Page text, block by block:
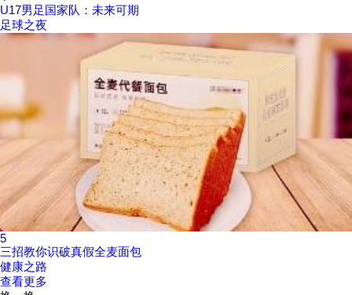
U17男足国家队：未来可期
足球之夜
5
三招教你识破真假全麦面包
健康之路
查看更多